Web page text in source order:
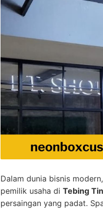
Dalam dunia bisnis
pemilik usaha di Tebing
persaingan yang padat.